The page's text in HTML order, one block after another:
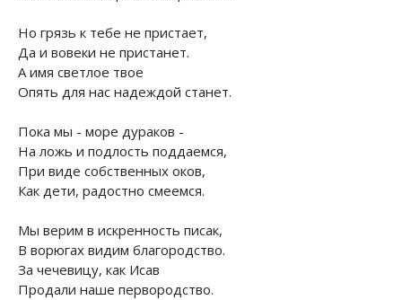
Но грязь к тебе не пристает,
Да и вовеки не пристанет.
А имя светлое твое
Опять для нас надеждой станет.
Пока мы - море дураков -
На ложь и подлость поддаемся,
При виде собственных оков,
Как дети, радостно смеемся.
Мы верим в искренность писак,
В ворюгах видим благородство.
За чечевицу, как Исав
Продали наше первородство.